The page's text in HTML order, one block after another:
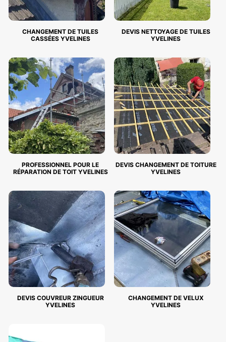
CHANGEMENT DE TUILES
CASSÉES YVELINES
DEVIS NETTOYAGE DE TUILES
YVELINES
PROFESSIONNEL POUR LE
RÉPARATION DE TOIT YVELINES
DEVIS CHANGEMENT DE TOITURE
YVELINES
DEVIS COUVREUR ZINGUEUR
YVELINES
CHANGEMENT DE VELUX
YVELINES